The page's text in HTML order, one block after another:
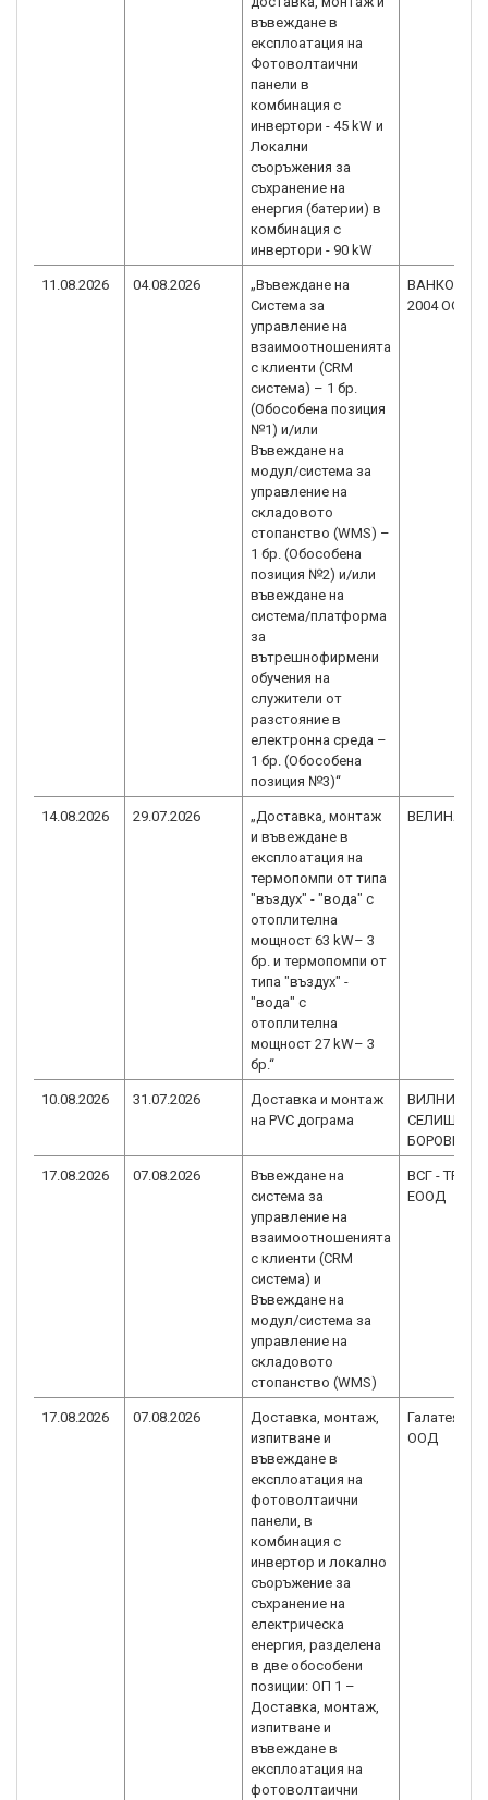
въвеждане в
експлоатация на
Фотоволтаични
панели в
комбинация с
инвертори - 45 kW и
Локални
съоръжения за
съхранение на
енергия (батерии) в
комбинация с
инвертори - 90 kW
11.08.2026 04.08.2026
„Въвеждане на
Система за
управление на
взаимоотношенията
с клиенти (CRM
система) – 1 бр.
(Обособена позиция
№1) и/или
Въвеждане на
модул/система за
управление на
складовото
стопанство (WMS) –
1 бр. (Обособена
позиция №2) и/или
въвеждане на
система/платформа
за
вътрешнофирмени
обучения на
служители от
разстояние в
електронна среда –
1 бр. (Обособена
позиция №3)“
ВАНКОВ
2004 ООД
14.08.2026 29.07.2026
„Доставка, монтаж
и въвеждане в
експлоатация на
термопомпи от типа
"въздух" - "вода" с
отоплителна
мощност 63 kW– 3
бр. и термопомпи от
типа "въздух" -
"вода" с
отоплителна
мощност 27 kW– 3
бр.“
ВЕЛИНА
10.08.2026 31.07.2026
Доставка и монтаж
на PVC дограма
ВИЛНИ
СЕЛИЩА -
БОРОВЕЦ
17.08.2026 07.08.2026
Въвеждане на
система за
управление на
взаимоотношенията
с клиенти (CRM
система) и
Въвеждане на
модул/система за
управление на
складовото
стопанство (WMS)
ВСГ - ТРАНС
ЕООД
17.08.2026 07.08.2026
Доставка, монтаж,
изпитване и
въвеждане в
експлоатация на
фотоволтаични
панели, в
комбинация с
инвертор и локално
съоръжение за
съхранение на
електрическа
енергия, разделена
в две обособени
позиции: ОП 1 –
Доставка, монтаж,
изпитване и
въвеждане в
експлоатация на
фотоволтаични
Галатея Ен
ООД